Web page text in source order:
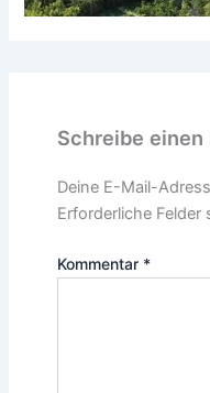
Schreibe einen
Deine E-Mail-
Erforderliche Felder
Kommentar *